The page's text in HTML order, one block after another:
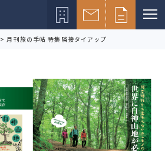
>月刊旅の手帖 特集隣接タイアップ